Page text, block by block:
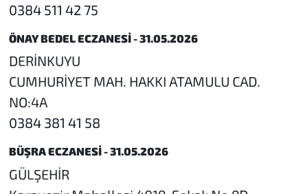
0384 511 42 75
ÖNAY BEDEL ECZANESİ - 31.05.2026
DERİNKUYU
CUMHURİYET MAH. HAKKI ATAMULU CAD.
NO:4A
0384 381 41 58
BÜŞRA ECZANESİ - 31.05.2026
GÜLŞEHİR